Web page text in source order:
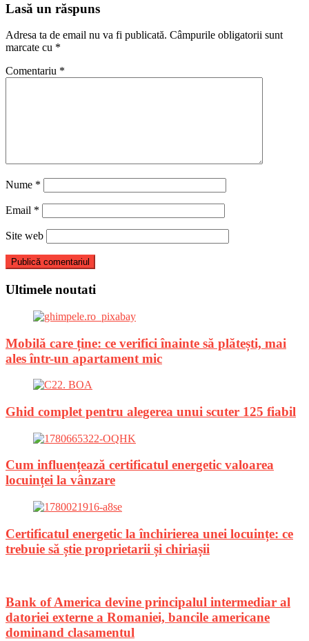
Lasă un răspuns
Adresa ta de email nu va fi publicată. Câmpurile obligatorii sunt
marcate cu *
Comentariu *
Nume *
Email *
Site web
Ultimele noutati
Mobilă care ține: ce verifici înainte să plătești, mai
ales într-un apartament mic
Ghid complet pentru alegerea unui scuter 125 fiabil
Cum influențează certificatul energetic valoarea
locuinței la vânzare
Certificatul energetic la închirierea unei locuințe: ce
trebuie să știe proprietarii și chiriașii
Bank of America devine principalul intermediar al
datoriei externe a Romaniei, bancile americane
dominand clasamentul